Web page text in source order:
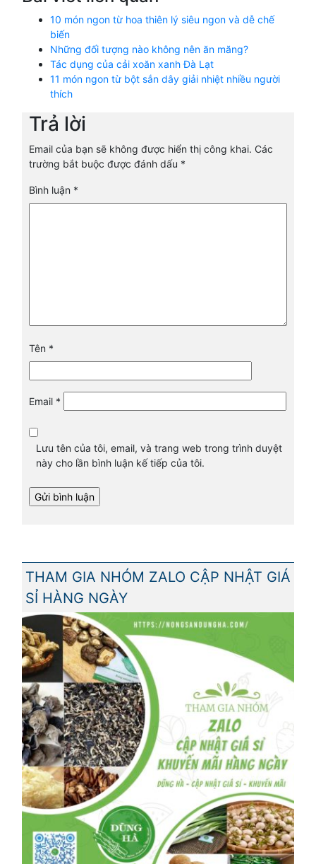
10 món ngon từ hoa thiên lý siêu ngon và dễ chế
biến
Những đối tượng nào không nên ăn măng?
Tác dụng của cải xoăn xanh Đà Lạt
11 món ngon từ bột sắn dây giải nhiệt nhiều người
thích
Trả lời
Email của bạn sẽ không được hiển thị công khai. Các
trường bắt buộc được đánh dấu *
Bình luận *
Tên *
Email *
Lưu tên của tôi, email, và trang web trong trình duyệt
này cho lần bình luận kế tiếp của tôi.
THAM GIA NHÓM ZALO CẬP NHẬT GIÁ
SỈ HÀNG NGÀY